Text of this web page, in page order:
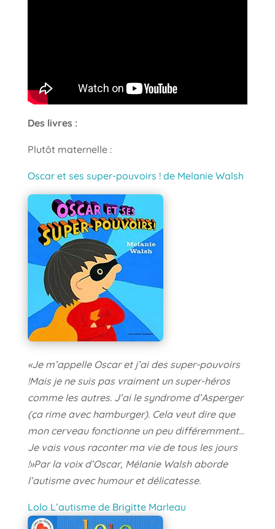
Des livres :
Plutôt maternelle :
Oscar et ses super-pouvoirs ! de Melanie Walsh
«Je m’appelle Oscar et j’ai des super-pouvoirs
!Mais je ne suis pas vraiment un super-héros
comme les autres. J’ai le syndrome d’Asperger
(ça rime avec hamburger). Cela veut dire que
mon cerveau fonctionne un peu différemment…
Je vais vous raconter ma vie de tous les jours
!»Par la voix d’Oscar, Mélanie Walsh aborde
l’autisme avec humour et délicatesse.
Lolo L’autisme de Brigitte Marleau